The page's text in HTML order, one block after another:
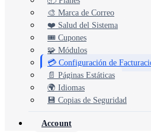
🎨 Marca de Correo
❤️ Salud del Sistema
🎟️ Cupones
🧩 Módulos
💳 Configuración de
📄 Páginas Estáticas
🌍 Idiomas
💾 Copias de Seguridad
Account